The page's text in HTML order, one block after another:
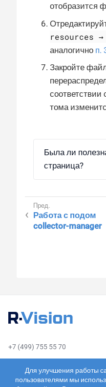
отобразится
resources
аналогично п.
Закройте
тома
Была ли
страница?
Работа с подом
collector-manager
+7 (499) 755 55 70
Для улучшения работы
пользователями мы